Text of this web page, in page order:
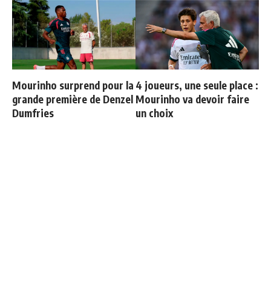
Mourinho surprend pour la
grande première de Denzel
Dumfries
4 joueurs, une seule place :
Mourinho va devoir faire
un choix